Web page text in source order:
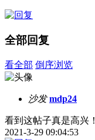
全部回复
看全部 倒序浏览
沙发 mdp24
看到这帖子真是高兴！
2021-3-29 09:04:53